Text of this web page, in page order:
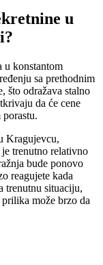
u
u konstantom
sa prethodnim
što odražava stalno
da će cene
Kragujevcu,
trenutno relativno
bude ponovo
reagujete kada
trenutnu situaciju,
prilika može brzo da